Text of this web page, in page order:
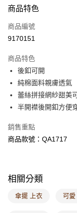
付款後全家取貨
萊爾富取貨付款
付款後萊爾富取貨
每筆NT$60，滿
7-11取貨付款
每筆NT$60，滿
付款後7-11取貨
每筆NT$60，滿
每筆NT$120，滿
付款後門市自取
商品特色
商品編號
9170151
商品特色
後釦可開
純棉面料親膚透氣
蕾絲拼接網紗甜美
半開襟後開釦方便
銷售重點
商品款號：QA1717
相關分類
傘擺 上衣 可愛